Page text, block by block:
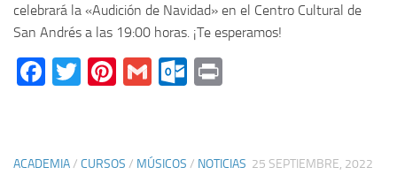
celebrará la «Audición de Navidad» en el Centro Cultural de
San Andrés a las 19:00 horas. ¡Te esperamos!
Facebook
Twitter
Pinterest
GmailOutlook.com
ACADEMIA/ CURSOS / MÚSICOS / NOTICIAS 25 SEPTIEMBRE, 2022